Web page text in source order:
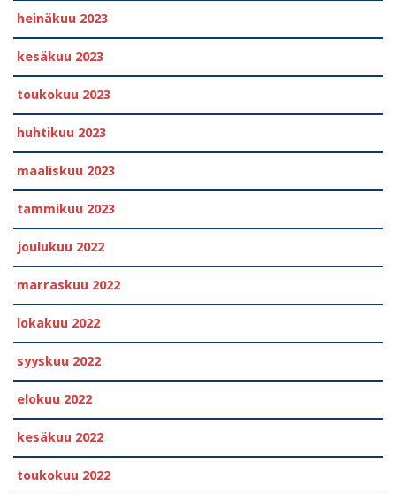
heinäkuu 2023
kesäkuu 2023
toukokuu 2023
huhtikuu 2023
maaliskuu 2023
tammikuu 2023
joulukuu 2022
marraskuu 2022
lokakuu 2022
syyskuu 2022
elokuu 2022
kesäkuu 2022
toukokuu 2022